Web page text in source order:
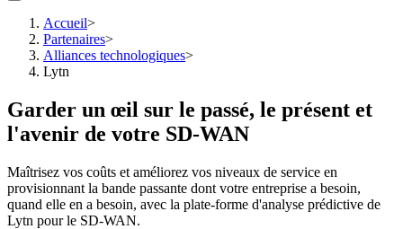
Accueil>
Partenaires>
Alliances technologiques>
Lytn
Garder un œil sur le passé, le présent et
l'avenir de votre SD-WAN
Maîtrisez vos coûts et améliorez vos niveaux de service en
provisionnant la bande passante dont votre entreprise a besoin,
quand elle en a besoin, avec la plate-forme d'analyse prédictive de
Lytn pour le SD-WAN.